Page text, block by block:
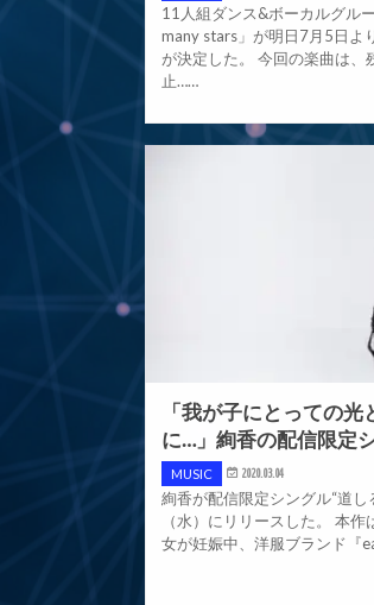
11人組ダンス&ボーカルグル
many stars」が明日7月5日よ
が決定した。 今回の楽曲は、
止……
「我が子にとっての光
に…」絢香の配信限定
MUSIC 2020.03.04
絢香が配信限定シングル“道し
（水）にリリースした。 本
女が妊娠中、洋服ブランド『